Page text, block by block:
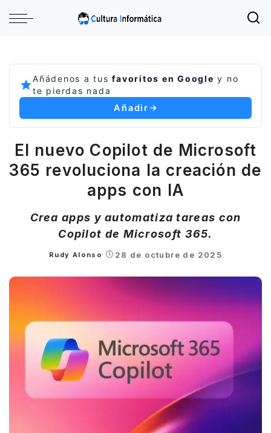
Añádenos a tusfavoritos en Google y no
te pierdas nada
Añadir
El nuevo Copilot de Microsoft
365 revoluciona la creación de
apps con IA
Crea apps y automatiza tareas con
Copilot de Microsoft 365.
Posted
Rudy Alonso 28 de octubre de 2025